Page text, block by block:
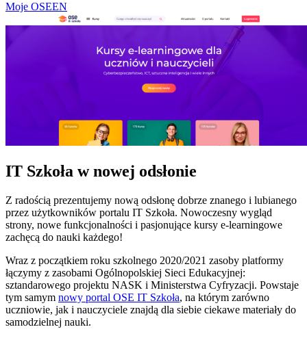
Moje OSEEN
IT Szkoła w nowej odsłonie
Z radością prezentujemy nową odsłonę dobrze znanego i lubianego
przez użytkowników portalu IT Szkoła. Nowoczesny wygląd
strony, nowe funkcjonalności i pasjonujące kursy e-learningowe
zachęcą do nauki każdego!
Wraz z początkiem roku szkolnego 2020/2021 zasoby platformy
łączymy z zasobami Ogólnopolskiej Sieci Edukacyjnej:
sztandarowego projektu NASK i Ministerstwa Cyfryzacji. Powstaje
tym samym nowy portal OSE IT Szkoła, na którym zarówno
uczniowie, jak i nauczyciele znajdą dla siebie ciekawe materiały do
samodzielnej nauki.